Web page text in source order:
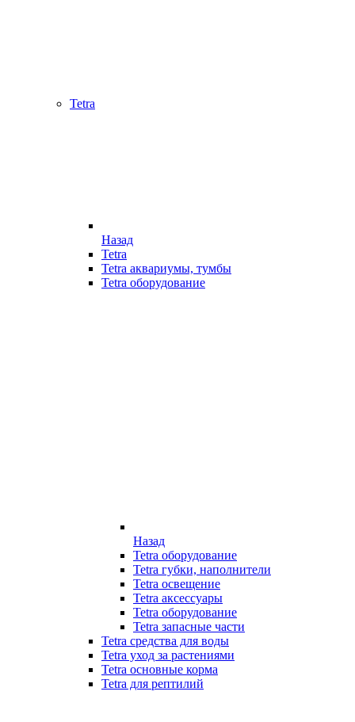
Tetra
Назад
Tetra
Tetra аквариумы, тумбы
Tetra оборудование
Назад
Tetra оборудование
Tetra губки, наполнители
Tetra освещение
Tetra аксессуары
Tetra оборудование
Tetra запасные части
Tetra средства для воды
Tetra уход за растениями
Tetra основные корма
Tetra для рептилий